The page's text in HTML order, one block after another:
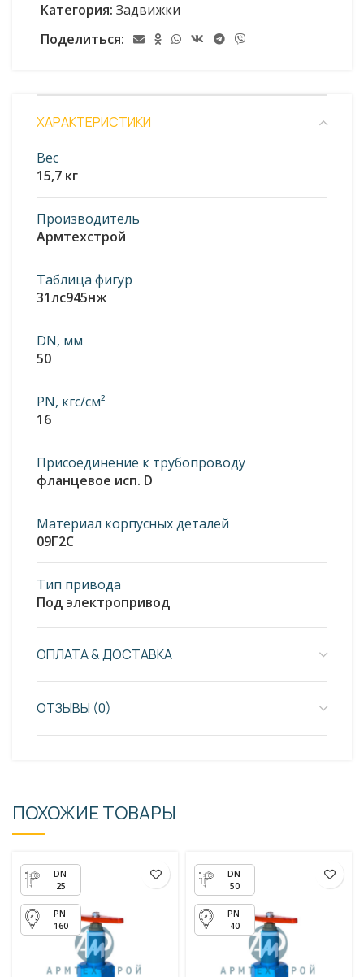
Категория: Задвижки
Поделиться:
ХАРАКТЕРИСТИКИ
Вес
15,7 кг
Производитель
Армтехстрой
Таблица фигур
31лс945нж
DN, мм
50
PN, кгс/см²
16
Присоединение к трубопроводу
фланцевое исп. D
Материал корпусных деталей
09Г2С
Тип привода
Под электропривод
ОПЛАТА & ДОСТАВКА
ОТЗЫВЫ (0)
ПОХОЖИЕ ТОВАРЫ
25
160
50
40